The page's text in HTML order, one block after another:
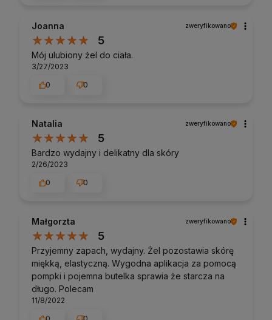
Joanna zweryfikowano
5
Mój ulubiony żel do ciała.
3/27/2023
0
0
Natalia zweryfikowano
5
Bardzo wydajny i delikatny dla skóry
2/26/2023
0
0
Małgorzta zweryfikowano
5
Przyjemny zapach, wydajny. Żel pozostawia skórę
miękką, elastyczną. Wygodna aplikacja za pomocą
pompki i pojemna butelka sprawia że starcza na
długo. Polecam
11/8/2022